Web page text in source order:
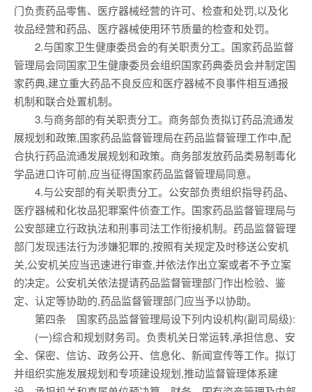
门负责药品零售、医疗器械经营的许可、检查和处罚,以及化
妆品经营和药品、医疗器械使用环节质量的检查和处罚。
2.与国家卫生健康委员会的有关职责分工。国家药品监督
管理局会同国家卫生健康委员会组织国家药典委员会并制定国
家药典,建立重大药品不良反应和医疗器械不良事件相互通报
机制和联合处置机制。
3.与商务部的有关职责分工。商务部负责拟订药品流通发
展规划和政策,国家药品监督管理局在药品监督管理工作中,配
合执行药品流通发展规划和政策。商务部发放药品类易制毒化
学品进口许可前,应当征得国家药品监督管理局同意。
4.与公安部的有关职责分工。公安部负责组织指导药品、
医疗器械和化妆品犯罪案件侦查工作。国家药品监督管理局与
公安部建立行政执法和刑事司法工作衔接机制。药品监督管理
部门发现违法行为涉嫌犯罪的,按照有关规定及时移送公安机
关,公安机关应当迅速进行审查,并依法作出立案或者不予立案
的决定。公安机关依法提请药品监督管理部门作出检验、鉴
定、认定等协助的,药品监督管理部门应当予以协助。
第四条 国家药品监督管理局设下列内设机构(副司局级):
(一)综合和规划财务司。负责机关日常运转,承担信息、安
全、保密、信访、政务公开、信息化、新闻宣传等工作。拟订
并组织实施发展规划和专项建设规划,推动监督管理体系建